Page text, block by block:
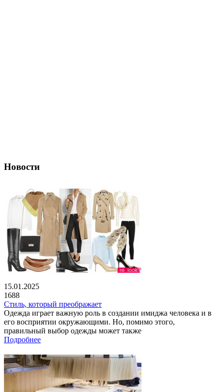
Новости
15.01.2025
1688
Стиль, который преображает
Одежда играет важную роль в создании имиджа человека и в
его восприятии окружающими. Но, помимо этого,
правильный выбор одежды может также
Подробнее